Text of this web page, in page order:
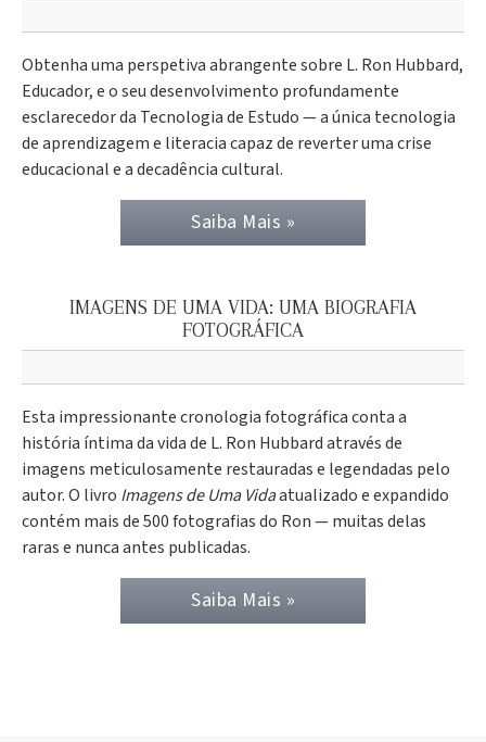
Obtenha uma perspetiva abrangente sobre L. Ron Hubbard,
Educador, e o seu desenvolvimento profundamente
esclarecedor da Tecnologia de Estudo — a única tecnologia
de aprendizagem e literacia capaz de reverter uma crise
educacional e a decadência cultural.
Saiba Mais »
IMAGENS DE UMA VIDA: UMA BIOGRAFIA
FOTOGRÁFICA
Esta impressionante cronologia fotográfica conta a
história íntima da vida de L. Ron Hubbard através de
imagens meticulosamente restauradas e legendadas pelo
autor. O livro Imagens de Uma Vidaatualizado e expandido
contém mais de 500 fotografias do Ron — muitas delas
raras e nunca antes publicadas.
Saiba Mais »